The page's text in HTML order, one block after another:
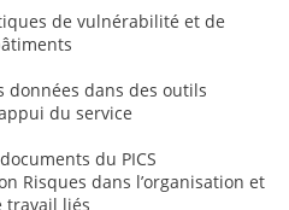
de vulnérabilité et de
données dans des outils
du service
du PICS
Risques dans l’organisation et
travail liés